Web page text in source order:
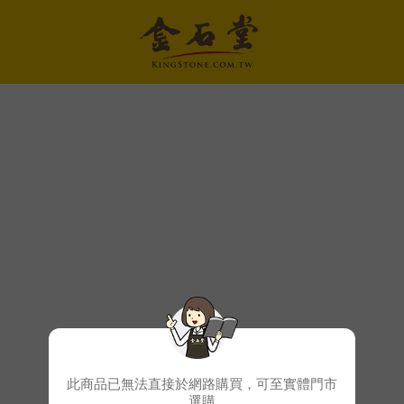
此商品已無法直接於網路購買，可至實體門市
選購